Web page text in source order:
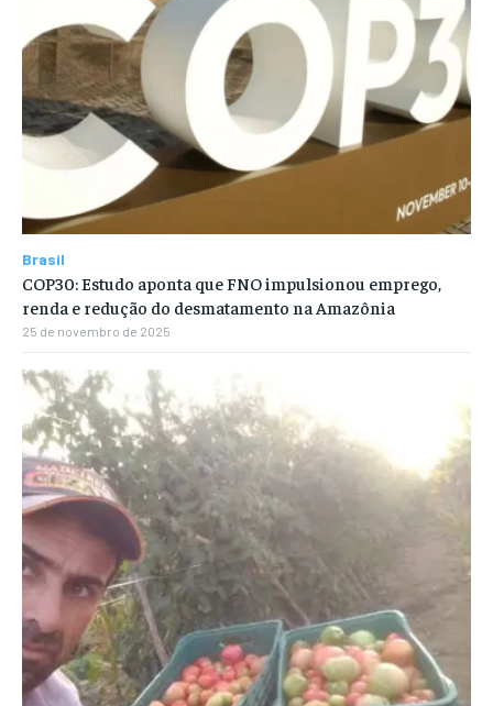
Brasil
COP30: Estudo aponta que FNO impulsionou emprego,
renda e redução do desmatamento na Amazônia
25 de novembro de 2025